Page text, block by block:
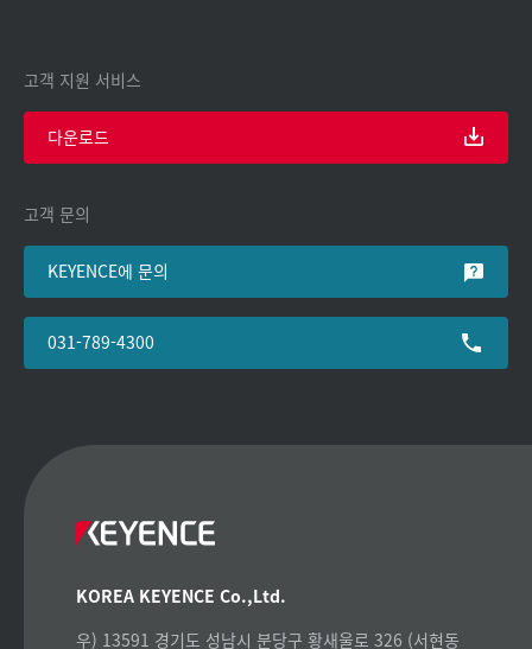
고객 지원 서비스
다운로드
고객 문의
KEYENCE에 문의
031-789-4300
KOREA KEYENCE Co.,Ltd.
우) 13591 경기도 성남시 분당구 황새울로 326 (서현동